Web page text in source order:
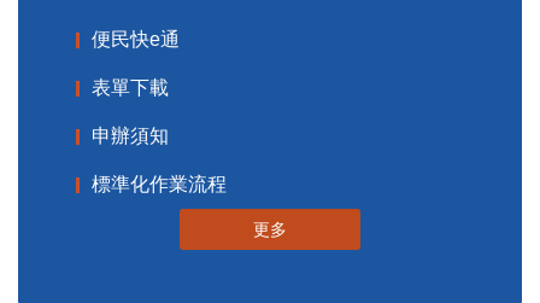
便民快e通
表單下載
申辦須知
標準化作業流程
更多